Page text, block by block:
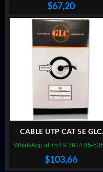
$67,20
CABLE UTP CAT 5E GLC
EXTERIOR 305M DOBLE
$103,66
WhatsApp al +54 9 2614 85-